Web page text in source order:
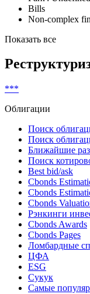
Bills
Non-complex
Показать все
***
Облигации
Поиск
Поиск
Ближайшие
Поиск
Best bid/ask
Cbonds
Cbonds
Cbonds
Рэнкинги
Cbonds Awards
Cbonds Pages
Ломбардные
ЦФА
ESG
Сукук
Самые